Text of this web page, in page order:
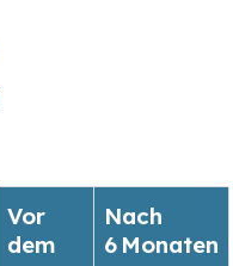
Vor
dem
Nach
6 Monaten